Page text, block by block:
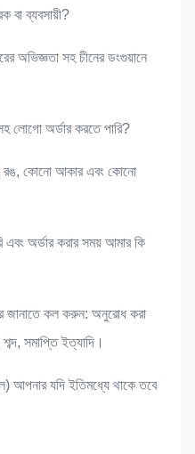
বা ব্যবসায়ী?
সহ চীনের ডংগুয়ানে
লোগো অর্ডার করতে পারি?
কোনো আকার এবং কোনো
এবং অর্ডার করার সময় আমার কি
জানাতে কল করুন: অনুরোধ করা
সমাপ্তি ইত্যাদি।
আপনার যদি ইতিমধ্যে থাকে তবে